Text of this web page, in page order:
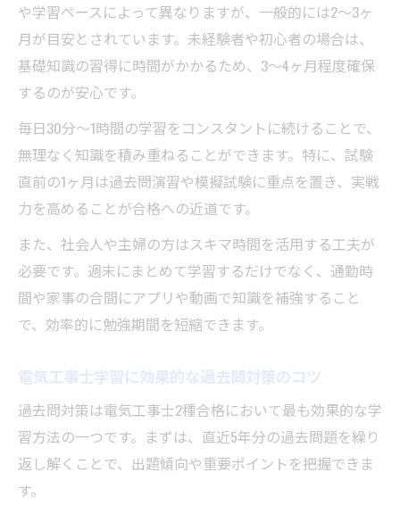
や学習ペースによって異なりますが、一般的には2～3ヶ
月が目安とされています。未経験者や初心者の場合は、
基礎知識の習得に時間がかかるため、3～4ヶ月程度確保
するのが安心です。
毎日30分～1時間の学習をコンスタントに続けることで、
無理なく知識を積み重ねることができます。特に、試験
直前の1ヶ月は過去問演習や模擬試験に重点を置き、実戦
力を高めることが合格への近道です。
また、社会人や主婦の方はスキマ時間を活用する工夫が
必要です。週末にまとめて学習するだけでなく、通勤時
間や家事の合間にアプリや動画で知識を補強すること
で、効率的に勉強期間を短縮できます。
電気工事士学習に効果的な過去問対策のコツ
過去問対策は電気工事士2種合格において最も効果的な学
習方法の一つです。まずは、直近5年分の過去問題を繰り
返し解くことで、出題傾向や重要ポイントを把握できま
す。